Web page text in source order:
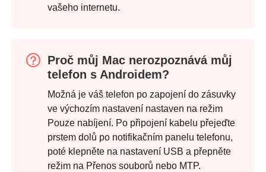
Krok 2.
vašeho internetu.
Proč můj Mac nerozpoznává můj
telefon s Androidem?
Možná je váš telefon po zapojení do zásuvky
ve výchozím nastavení nastaven na režim
Pouze nabíjení. Po připojení kabelu přejeďte
prstem dolů po notifikačním panelu telefonu,
poté klepněte na nastavení USB a přepněte
režim na Přenos souborů nebo MTP.